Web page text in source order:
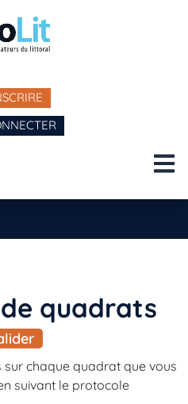
quadrats​
chaque quadrat que vous
suivant le protocole